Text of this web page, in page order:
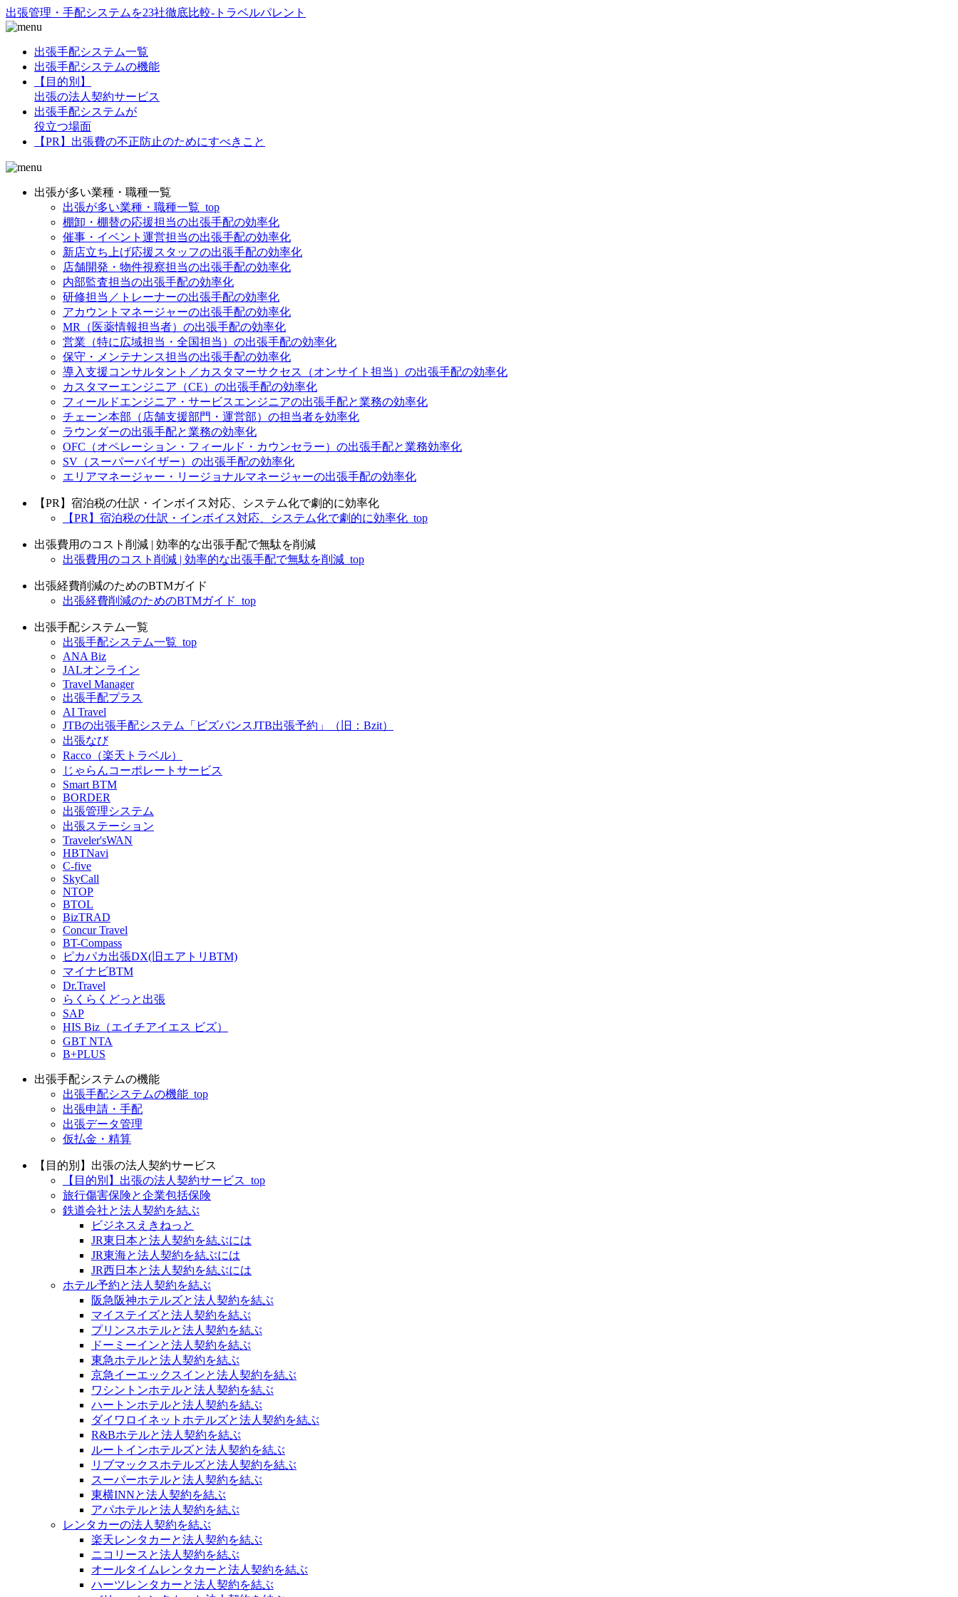
出張管理・手配システムを23社徹底比較-トラベルパレント
出張手配システム一覧
出張手配システムの機能
【目的別】
出張の法人契約サービス
出張手配システムが
役立つ場面
【PR】出張費の不正防止のためにすべきこと
出張が多い業種・職種一覧
出張が多い業種・職種一覧_top
棚卸・棚替の応援担当の出張手配の効率化
催事・イベント運営担当の出張手配の効率化
新店立ち上げ応援スタッフの出張手配の効率化
店舗開発・物件視察担当の出張手配の効率化
内部監査担当の出張手配の効率化
研修担当／トレーナーの出張手配の効率化
アカウントマネージャーの出張手配の効率化
MR（医薬情報担当者）の出張手配の効率化
営業（特に広域担当・全国担当）の出張手配の効率化
保守・メンテナンス担当の出張手配の効率化
導入支援コンサルタント／カスタマーサクセス（オンサイト担当）の出張手配の効率化
カスタマーエンジニア（CE）の出張手配の効率化
フィールドエンジニア・サービスエンジニアの出張手配と業務の効率化
チェーン本部（店舗支援部門・運営部）の担当者を効率化
ラウンダーの出張手配と業務の効率化
OFC（オペレーション・フィールド・カウンセラー）の出張手配と業務効率化
SV（スーパーバイザー）の出張手配の効率化
エリアマネージャー・リージョナルマネージャーの出張手配の効率化
【PR】宿泊税の仕訳・インボイス対応、システム化で劇的に効率化
【PR】宿泊税の仕訳・インボイス対応、システム化で劇的に効率化_top
出張費用のコスト削減 | 効率的な出張手配で無駄を削減
出張費用のコスト削減 | 効率的な出張手配で無駄を削減_top
出張経費削減のためのBTMガイド
出張経費削減のためのBTMガイド_top
出張手配システム一覧
出張手配システム一覧_top
ANA Biz
JALオンライン
Travel Manager
出張手配プラス
AI Travel
JTBの出張手配システム「ビズバンスJTB出張予約」（旧：Bzit）
出張なび
Racco（楽天トラベル）
じゃらんコーポレートサービス
Smart BTM
BORDER
出張管理システム
出張ステーション
Traveler'sWAN
HBTNavi
C-five
SkyCall
NTOP
BTOL
BizTRAD
Concur Travel
BT-Compass
ピカパカ出張DX(旧エアトリBTM)
マイナビBTM
Dr.Travel
らくらくどっと出張
SAP
HIS Biz（エイチアイエス ビズ）
GBT NTA
B+PLUS
出張手配システムの機能
出張手配システムの機能_top
出張申請・手配
出張データ管理
仮払金・精算
【目的別】出張の法人契約サービス
【目的別】出張の法人契約サービス_top
旅行傷害保険と企業包括保険
鉄道会社と法人契約を結ぶ
ビジネスえきねっと
JR東日本と法人契約を結ぶには
JR東海と法人契約を結ぶには
JR西日本と法人契約を結ぶには
ホテル予約と法人契約を結ぶ
阪急阪神ホテルズと法人契約を結ぶ
マイステイズと法人契約を結ぶ
プリンスホテルと法人契約を結ぶ
ドーミーインと法人契約を結ぶ
東急ホテルと法人契約を結ぶ
京急イーエックスインと法人契約を結ぶ
ワシントンホテルと法人契約を結ぶ
ハートンホテルと法人契約を結ぶ
ダイワロイネットホテルズと法人契約を結ぶ
R&Bホテルと法人契約を結ぶ
ルートインホテルズと法人契約を結ぶ
リブマックスホテルズと法人契約を結ぶ
スーパーホテルと法人契約を結ぶ
東横INNと法人契約を結ぶ
アパホテルと法人契約を結ぶ
レンタカーの法人契約を結ぶ
楽天レンタカーと法人契約を結ぶ
ニコリースと法人契約を結ぶ
オールタイムレンタカーと法人契約を結ぶ
ハーツレンタカーと法人契約を結ぶ